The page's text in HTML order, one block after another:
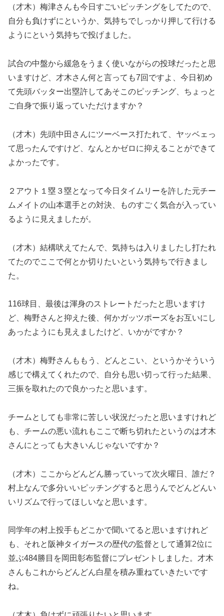
（才木）梅津さんも今日すごいピッチングをしてたので、
自分も負けずにというか、気持ちでしっかり押して行ける
ようにという気持ちで投げました。
試合の中盤から緩急をうまく使いながらの投球だったと思
いますけど、才木さん何と言っても7回ですよ、今日初め
て先頭バッター出塁許してあそこのピッチング、ちょっと
ご自身で振り返っていただけますか？
（才木）先頭中田さんにツーベース打たれて、ヤッベェっ
て思ったんですけど、なんとかゼロに抑えることができて
よかったです。
２アウト１塁３塁となって今日タイムリーを許した元チー
ムメイトの山本選手との対決、ものすごく気合が入ってい
るように見えましたが。
（才木）結構吠えてたんで、気持ちは入りましたし打たれ
てたのでここで何とか切りたいという気持ちで行きまし
た。
116球目、最後は渾身のストレートだったと思いますけ
ど、梅野さんと抑えた後、何かガッツポーズをお互いにし
あったようにも見えましたけど、いかがですか？
（才木）梅野さんももう、どんとこい、というかそういう
感じで構えてくれたので、自分も思い切って行った結果、
三振を取れたので良かったと思います。
チームとしても非常に苦しい状況だったと思いますけれど
も、チームの悪い流れもここで断ち切れたというのは才木
さんにとっても大きいんじゃないですか？
（才木）ここからどんどん勝っていって次火曜日、誰だ？
村上なんで多分いいピッチングすると思うんでどんどんい
いリズムで行ってほしいなと思います。
同学年の村上投手もどこかで聞いてると思いますけれど
も、それと阪神タイガースの歴代の監督として通算2位に
並ぶ484勝目を岡田彰布監督にプレゼントしました。才木
さんもこれからどんどん白星を積み重ねていきたいです
ね。